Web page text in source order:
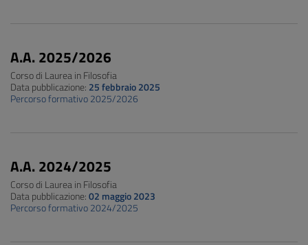
A.A. 2025/2026
Corso di Laurea in Filosofia
Data pubblicazione: 25 febbraio 2025
Percorso formativo 2025/2026
A.A. 2024/2025
Corso di Laurea in Filosofia
Data pubblicazione:02 maggio 2023
Percorso formativo 2024/2025